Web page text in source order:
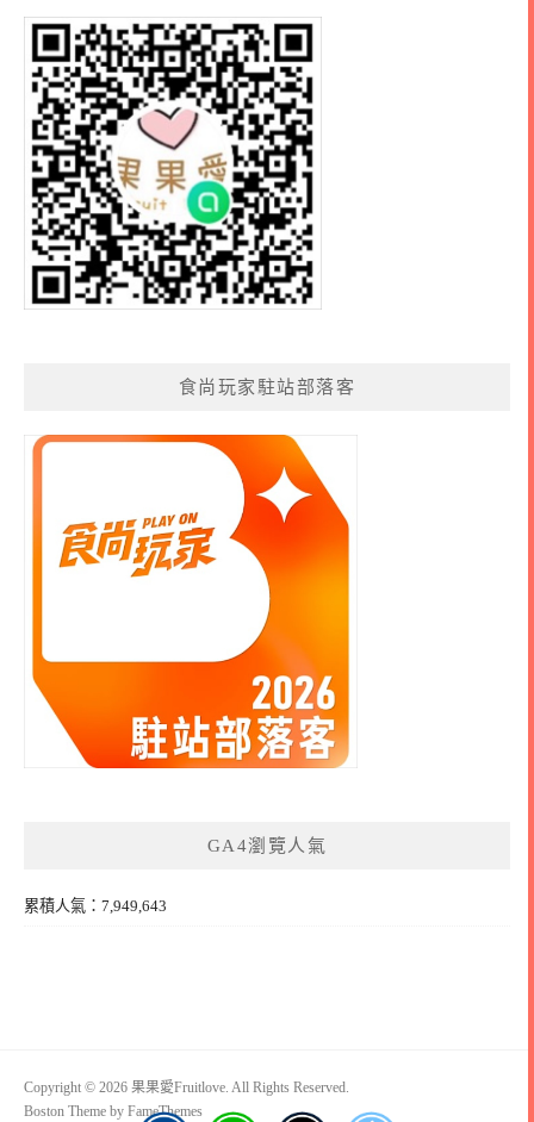
食尚玩家駐站部落客
GA4瀏覽人氣
累積人氣：7,949,643
Copyright © 2026 果果愛Fruitlove. All Rights Reserved.
Boston Theme by FameThemes